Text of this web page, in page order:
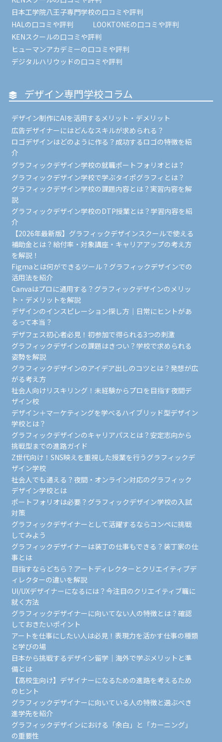
日本工学院八王子専門学校の口コミや評判
HALの口コミや評判
LOOKTONEの口コミや評判
KENスクールの口コミや評判
ヒューマンアカデミーの口コミや評判
デジタルハリウッドの口コミや評判
デザイン専門学校コラム
デザイン制作にAIを活用するメリット・デメリット
広告デザイナーにはどんなスキルが求められる？
ロゴデザインはどのように作る？成功するロゴの特徴を紹
介
グラフィックデザイン学校の就職ポートフォリオとは？
グラフィックデザイン学校で学ぶタイポグラフィとは？
グラフィックデザイン学校の課題内容とは？実習内容を解
説
グラフィックデザイン学校のDTP授業とは？学習内容を紹
介
【2026年最新版】グラフィックデザインスクールで使える
補助金とは？給付率・対象講座・キャリアアップの考え方
を解説！
Figmaとは何ができるツール？グラフィックデザインでの
活用法を紹介
Canvaはプロに通用する？グラフィックデザインのメリッ
ト・デメリットを解説
デザインのインスピレーション探し方｜日常にヒントがあ
るって本当？
デザフェス初心者必見！初参加で得られる3つの刺激
グラフィックデザインの課題はきつい？学校で求められる
姿勢を解説
グラフィックデザインのアイデア出しのコツとは？発想が広
がる考え方
社会人向けリスキリング！未経験からプロを目指す夜間デ
ザイン校
デザイン＋マーケティングを学べるハイブリッド型デザイン
学校とは？
グラフィックデザインのキャリアパスとは？安定志向から
挑戦型までの進路ガイド
Z世代向け！SNS映えを重視した授業を行うグラフィックデ
ザイン学校
社会人でも通える？夜間・オンライン対応のグラフィック
デザイン学校とは
ポートフォリオは必要？グラフィックデザイン学校の入試
対策
グラフィックデザイナーとして活躍するならコンペに挑戦
してみよう
グラフィックデザイナーは装丁の仕事もできる？装丁家の仕
事とは
目指すならどちら？アートディレクターとクリエイティブデ
ィレクターの違いを解説
UI/UXデザイナーになるには？今注目のクリエイティブ職に
就く方法
グラフィックデザイナーに向いてない人の特徴とは？確認
しておきたいポイント
アートを仕事にしたい人は必見！表現力を活かす仕事の種類
と学びの場
日本から挑戦するデザイン留学｜海外で学ぶメリットと準
備とは
【高校生向け】デザイナーになるための進路を考えるため
のヒント
グラフィックデザイナーに向いている人の特徴と選ぶべき
進学先を紹介
グラフィックデザインにおける「余白」と「カーニング」
の重要性